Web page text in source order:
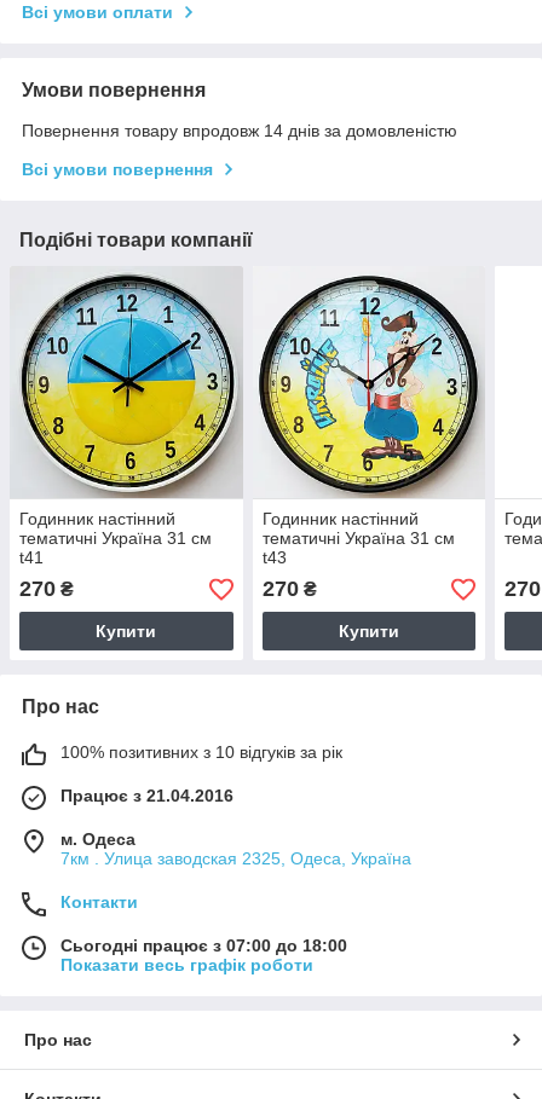
Всі умови оплати
Умови повернення
Повернення товару впродовж 14 днів за домовленістю
Всі умови повернення
Подібні товари компанії
Годинник настінний
тематичні Україна 31 см
t41
270 ₴
Купити
Годинник настінний
тематичні Україна 31 см
t43
270₴
Купити
270
Про нас
100% позитивних з 10 відгуків за рік
Працює з 21.04.2016
м. Одеса
7км . Улица заводская 2325, Одеса, Україна
Контакти
Сьогодні працює з 07:00 до 18:00
Показати весь графік роботи
Про нас